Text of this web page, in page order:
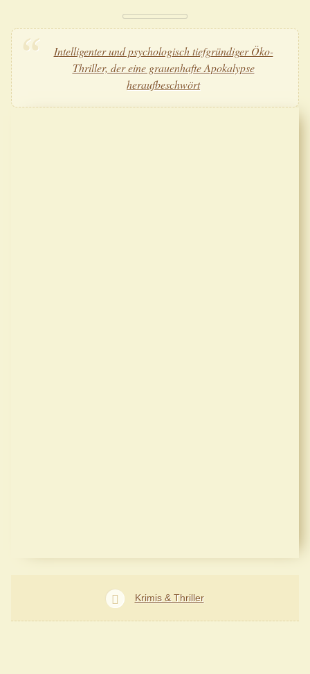
Intelligenter und psychologisch tiefgründiger Öko-
Thriller, der eine grauenhafte Apokalypse
heraufbeschwört
Krimis & Thriller